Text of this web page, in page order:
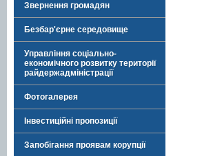
Звернення громадян
Безбар'єрне середовище
Управління соціально-
економічного розвитку території
райдержадміністрації
Фотогалерея
Інвестиційні пропозиції
Запобігання проявам корупції